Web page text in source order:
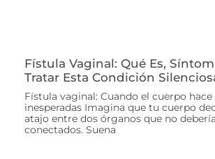
Fístula Vaginal: Qué Es,
Tratar Esta Condición
Fístula vaginal: Cuando el cuerpo
inesperadas Imagina que tu cuerpo
atajo entre dos órganos que no
conectados. Suena